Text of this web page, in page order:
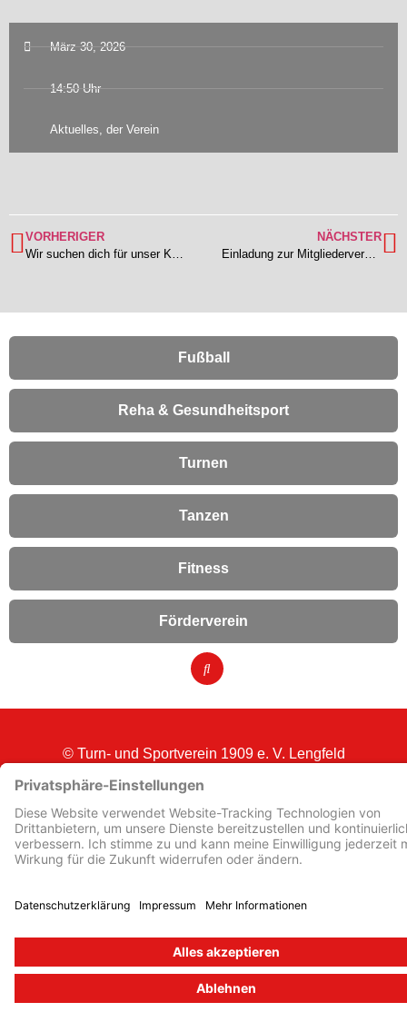
März 30, 2026
14:50 Uhr
Aktuelles, der Verein
VORHERIGER
NÄCHSTER
Fußball
Reha & Gesundheitsport
Turnen
Tanzen
Fitness
Förderverein
© Turn- und Sportverein 1909 e. V. Lengfeld
ImpressumKontaktDatenschutz